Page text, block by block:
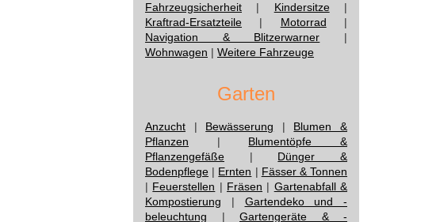
Fahrzeugsicherheit | Kindersitze|
Kraftrad-Ersatzteile | Motorrad |
Navigation & Blitzerwarner |
Wohnwagen | Weitere Fahrzeuge
Garten
Anzucht | Bewässerung | Blumen &
Pflanzen | Blumentöpfe &
Pflanzengefäße | Dünger &
Bodenpflege | Ernten | Fässer & Tonnen
| Feuerstellen | Fräsen | Gartenabfall &
Kompostierung | Gartendeko und -
beleuchtung | Gartengeräte & -